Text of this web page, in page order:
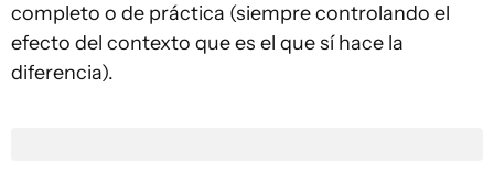
completo o de práctica (siempre controlando el
efecto del contexto que es el que sí hace la
diferencia).